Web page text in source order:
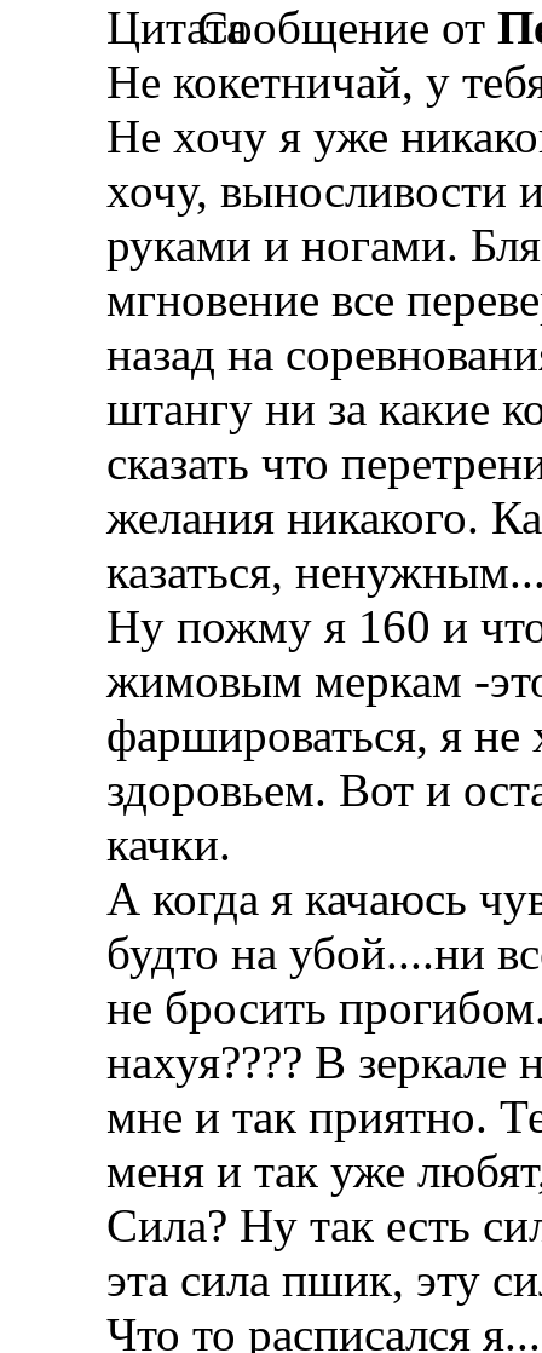
Сообщение от
Не кокетничай, у
Не хочу я уже
хочу, выносливости
руками и ногами.
мгновение все
назад на
штангу ни за какие
сказать что
желания никакого.
казаться,
Ну пожму я 160 и
жимовым меркам -
фаршироваться, я не
здоровьем. Вот и
качки.
А когда я качаюсь
будто на убой....ни
не бросить
нахуя???? В зеркале
мне и так приятно.
меня и так уже
Сила? Ну так есть
эта сила пшик, эту
Что то расписался я...